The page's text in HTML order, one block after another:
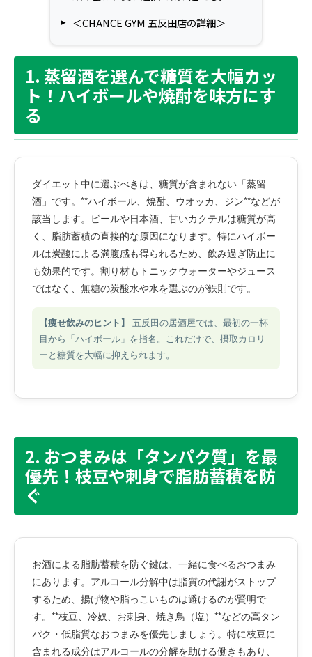
＜CHANCE GYM 五反田店の詳細＞
1. 蒸留酒を選んで糖質を大幅カッ
ト！ハイボールや焼酎を味方にす
る
ダイエット中に選ぶべきは、糖質が含まれない「蒸留
酒」です。**ハイボール、焼酎、ウオッカ、ジン**などが
該当します。ビールや日本酒、甘いカクテルは糖質が高
く、脂肪蓄積の直接的な原因になります。特にハイボー
ルは炭酸による満腹感も得られるため、飲み過ぎ防止に
も効果的です。割り材もトニックウォーターやジュース
ではなく、無糖の炭酸水や水を選ぶのが鉄則です。
【痩せ飲みのヒント】 五反田の居酒屋では、最初の一杯
目から「ハイボール」を指名。これだけで、摂取カロリ
ーと糖質を大幅に抑えられます。
2. おつまみは「タンパク質」を最
優先！枝豆や刺身で脂肪蓄積を防
ぐ
お酒による脂肪蓄積を防ぐ鍵は、一緒に食べるおつまみ
にあります。アルコール分解中は脂質の代謝がストップ
するため、揚げ物や脂っこいものは避けるのが賢明で
す。**枝豆、冷奴、お刺身、焼き鳥（塩）**などの高タン
パク・低脂質なおつまみを優先しましょう。特に枝豆に
含まれる成分はアルコールの分解を助ける働きもあり、